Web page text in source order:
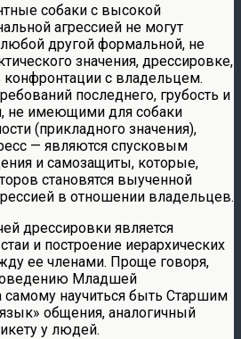
собаки с высокой
агрессией не могут
другой формальной, не
значения, дрессировке,
конфронтации с владельцем.
последнего, грубость и
не имеющими для собаки
(прикладного значения),
— являются спусковым
и самозащиты, которые,
становятся выученной
в отношении владельцев.
дрессировки является
и построение иерархических
ее членами. Проще говоря,
Младшей
самому научиться быть Старшим
общения, аналогичный
у людей.